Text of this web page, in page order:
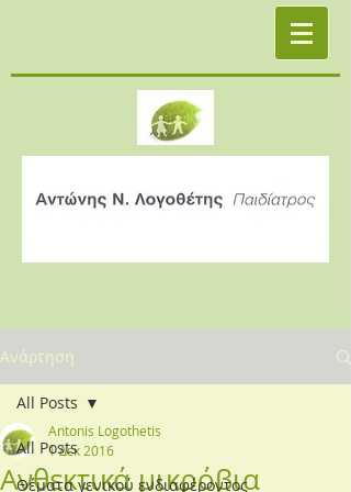
Ανάρτηση
All Posts
Θέματα γενικού ενδιαφέροντος
All Posts
Ανθεκτικά μικρόβια
Antonis Logothetis
1 Δεκ 2016